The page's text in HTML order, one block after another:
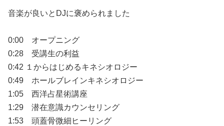
音楽が良いとDJに褒められました
0:00 オープニング
0:28 受講生の利益
0:42 １からはじめるキネシオロジー
0:49 ホールブレインキネシオロジー
1:05 西洋占星術講座
1:29 潜在意識カウンセリング
1:53 頭蓋骨微細ヒーリング